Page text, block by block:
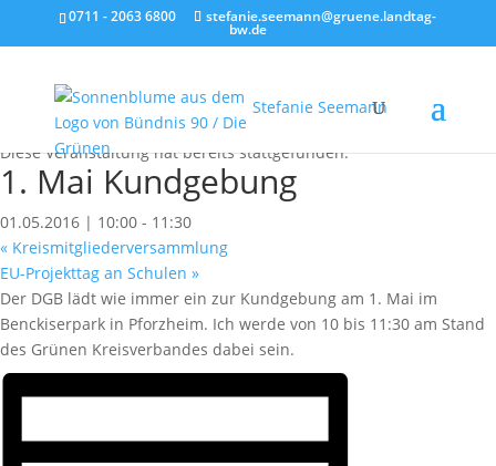
0711 - 2063 6800 stefanie.seemann@gruene.landtag-
bw.de
Stefanie Seemann
« Alle Veranstaltungen
Diese Veranstaltung hat bereits stattgefunden.
1. Mai Kundgebung
01.05.2016 | 10:00 - 11:30
« Kreismitgliederversammlung
EU-Projekttag an Schulen »
Der DGB lädt wie immer ein zur Kundgebung am 1. Mai im
Benckiserpark in Pforzheim. Ich werde von 10 bis 11:30 am Stand
des Grünen Kreisverbandes dabei sein.